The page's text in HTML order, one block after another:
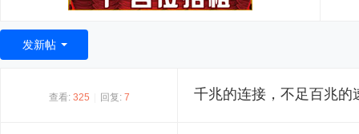
术
发新帖
查看: 325 回复: 7 千兆的连接，不足百兆的